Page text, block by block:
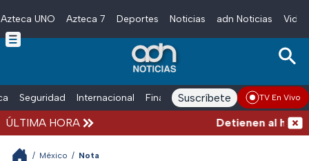
Skip to main content
Azteca UNO Azteca 7 Deportes Noticias adn Noticias
Seguridad Internacional Finanzas adn Noticias Radio
Suscríbete TV En Vivo
ÚLTIMA HORA Detienen al
/ México / Nota